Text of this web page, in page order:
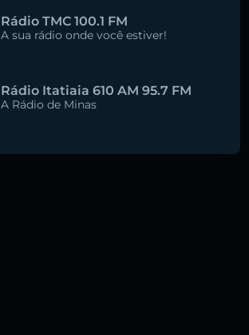
Rádio TMC 100.1 FM
A sua rádio onde você estiver!
Rádio Itatiaia 610 AM 95.7 FM
A Rádio de Minas